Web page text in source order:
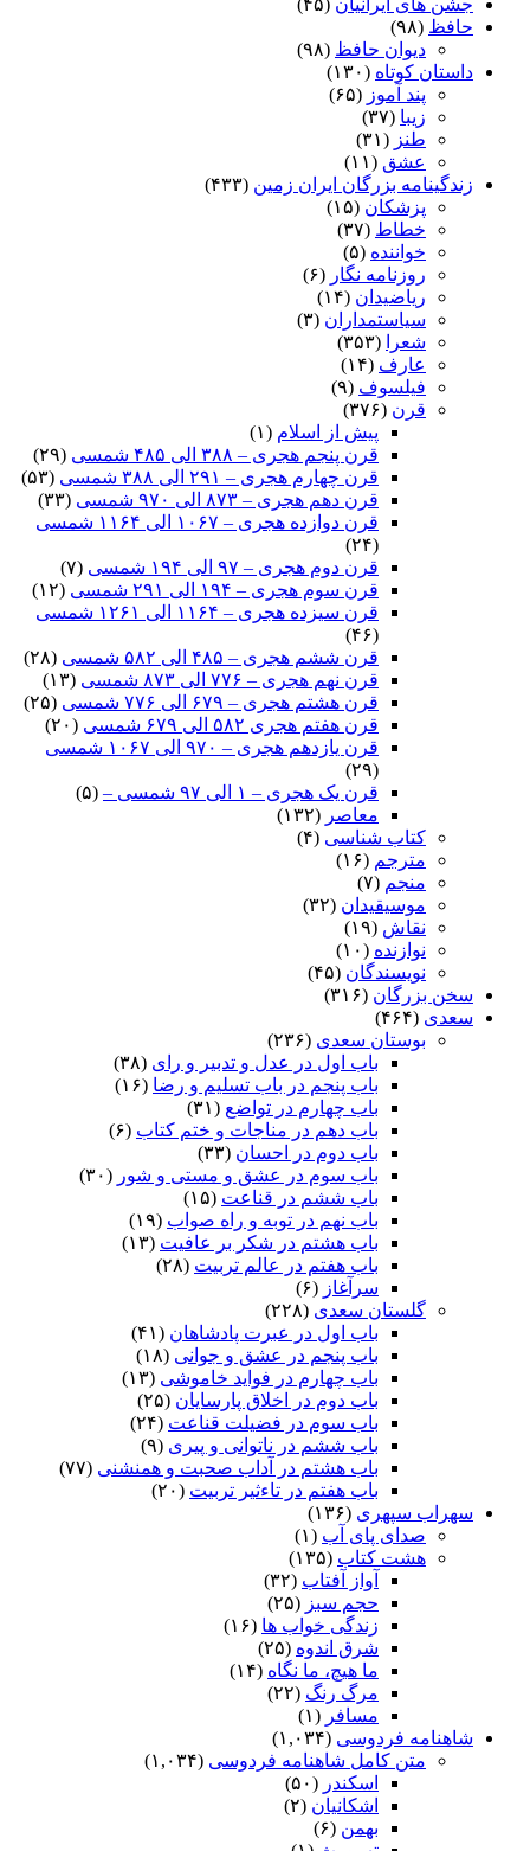
جشن های ایرانیان (۴۵)
حافظ (۹۸)
دیوان حافظ (۹۸)
داستان کوتاه (۱۳۰)
پند آموز (۶۵)
زیبا (۳۷)
طنز (۳۱)
عشق (۱۱)
زندگینامه بزرگان ایران زمین (۴۳۳)
پزشکان (۱۵)
خطاط (۳۷)
خواننده (۵)
روزنامه نگار (۶)
ریاضیدان (۱۴)
سیاستمداران (۳)
شعرا
(۳۵۳)
عارف (۱۴)
فیلسوف (۹)
قرن (۳۷۶)
پیش از اسلام (۱)
قرن پنجم هجری – ۳۸۸ الی ۴۸۵ شمسی
(۲۹)
قرن چهارم هجری – ۲۹۱ الی ۳۸۸ شمسی
(۵۳)
قرن دهم هجری – ۸۷۳ الی ۹۷۰ شمسی
(۳۳)
قرن دوازده هجری – ۱۰۶۷ الی ۱۱۶۴ شمسی
(۲۴)
قرن دوم هجری – ۹۷ الی ۱۹۴ شمسی
(۷)
قرن سوم هجری – ۱۹۴ الی ۲۹۱ شمسی
(۱۲)
قرن سیزده هجری – ۱۱۶۴ الی ۱۲۶۱ شمسی
(۴۶)
قرن ششم هجری – ۴۸۵ الی ۵۸۲ شمسی
(۲۸)
قرن نهم هجری – ۷۷۶ الی ۸۷۳ شمسی
(۱۳)
قرن هشتم هجری – ۶۷۹ الی ۷۷۶ شمسی
(۲۵)
قرن هفتم هجری ۵۸۲ الی ۶۷۹ شمسی
(۲۰)
قرن یازدهم هجری – ۹۷۰ الی ۱۰۶۷ شمسی
(۲۹)
قرن یک هجری – ۱ الی ۹۷ شمسی –
(۵)
معاصر (۱۳۲)
کتاب شناسی (۴)
مترجم (۱۶)
منجم (۷)
موسیقیدان (۳۲)
نقاش (۱۹)
نوازنده (۱۰)
نویسندگان (۴۵)
سخن بزرگان (۳۱۶)
سعدی (۴۶۴)
بوستان سعدی (۲۳۶)
باب اول در عدل و تدبیر و رای (۳۸)
باب پنجم در باب تسلیم و رضا (۱۶)
باب چهارم در تواضع (۳۱)
باب دهم در مناجات و ختم کتاب (۶)
باب دوم در احسان (۳۳)
باب سوم در عشق و مستی و شور (۳۰)
باب ششم در قناعت (۱۵)
باب نهم در توبه و راه صواب (۱۹)
باب هشتم در شکر بر عافیت (۱۳)
باب هفتم در عالم تربیت (۲۸)
سرآغاز (۶)
گلستان سعدی (۲۲۸)
باب اول در عبرت پادشاهان (۴۱)
باب پنجم در عشق و جوانى (۱۸)
باب چهارم در فواید خاموشى (۱۳)
باب دوم در اخلاق پارسایان (۲۵)
باب سوم در فضیلت قناعت (۲۴)
باب ششم در ناتوانى و پیرى (۹)
باب هشتم در آداب صحبت و همنشنى (۷۷)
باب هفتم در تاءثیر تربیت (۲۰)
سهراب سپهری (۱۳۶)
صدای پای آب (۱)
هشت کتاب (۱۳۵)
آواز آفتاب (۳۲)
حجم سبز (۲۵)
زندگی خواب ها (۱۶)
شرق اندوه (۲۵)
ما هیچ، ما نگاه (۱۴)
مرگ رنگ (۲۲)
مسافر (۱)
شاهنامه فردوسی (۱,۰۳۴)
متن کامل شاهنامه فردوسی (۱,۰۳۴)
اسکندر (۵۰)
اشکانیان (۲)
بهمن (۶)